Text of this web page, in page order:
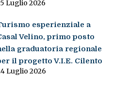
Luglio 2026
esperienziale a
Velino, primo posto
graduatoria regionale
il progetto V.I.E. Cilento
Luglio 2026